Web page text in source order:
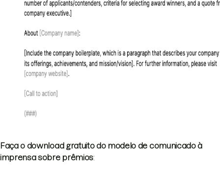
Faça o download gratuito do modelo de comunicado à
imprensa sobre prêmios: